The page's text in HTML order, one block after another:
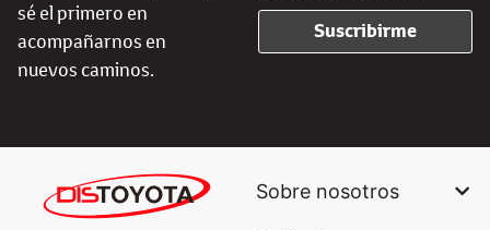
sé el primero en
acompañarnos en
nuevos caminos.
Suscribirme
Sobre nosotros